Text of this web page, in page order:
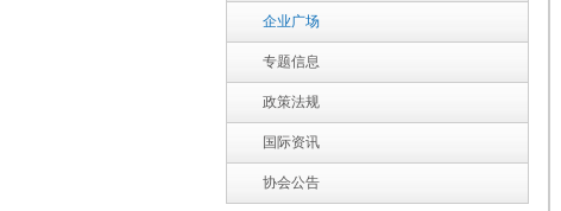
企业广场
专题信息
政策法规
国际资讯
协会公告